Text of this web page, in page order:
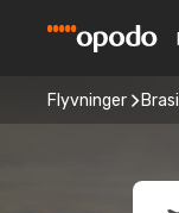
Flyvninger